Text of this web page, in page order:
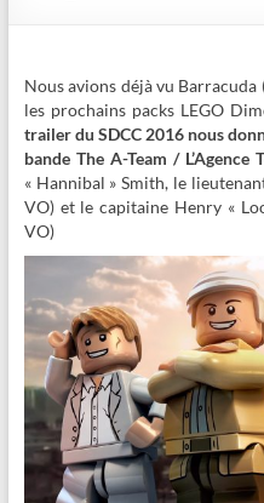
Nous avions déjà vu Barracuda
les prochains packs LEGO
trailer du SDCC 2016 nous
bande The A-Team / L’Agence
« Hannibal » Smith, le
VO) et le capitaine Henry «
VO)